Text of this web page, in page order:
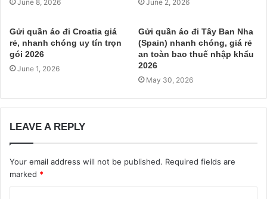
June 8, 2026 June 2, 2026
Gửi quần áo đi Croatia giá
rẻ, nhanh chóng uy tín trọn
gói 2026
June 1, 2026
Gửi quần áo đi Tây Ban Nha
(Spain) nhanh chóng, giá rẻ
an toàn bao thuế nhập khẩu
2026
May 30, 2026
LEAVE A REPLY
Your email address will not be published. Required fields are
marked *